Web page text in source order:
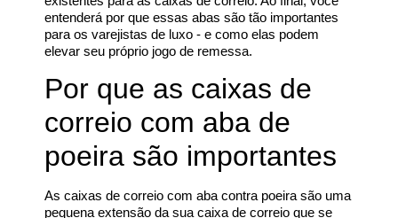
entenderá por que essas abas são tão importantes
para os varejistas de luxo - e como elas podem
elevar seu próprio jogo de remessa.
Por que as caixas de
correio com aba de
poeira são importantes
As caixas de correio com aba contra poeira são uma
pequena extensão da sua caixa de correio que se